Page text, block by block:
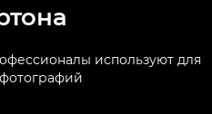
используют для